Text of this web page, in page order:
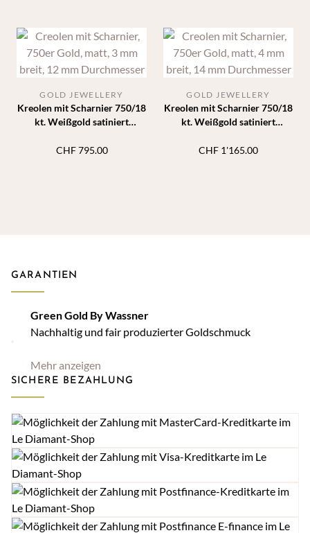
Kreolen mit Scharnier 750/18
kt. Weißgold satiniert
mm
GOLD JEWELLERY
CHF795.00
Kreolen mit Scharnier 750/18
kt. Weißgold satiniert
mm
GOLD JEWELLERY
CHF 1'165.00
GARANTIEN
Green Gold By Wassner
Nachhaltig und fair produzierter Goldschmuck
Mehr anzeigen
SICHERE BEZAHLUNG